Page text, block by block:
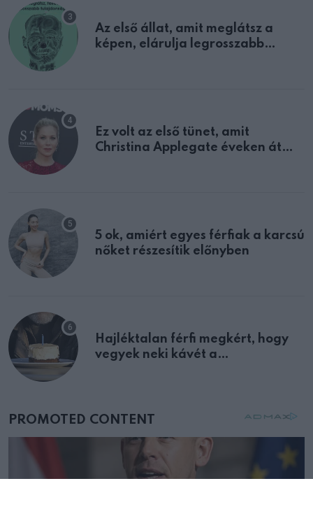
Az első állat, amit meglátsz a
képen, elárulja legrosszabb
Ez volt az első tünet, amit
Christina Applegate éveken át
5 ok, amiért egyes férfiak a karcsú
nőket részesítik előnyben
Hajléktalan férfi megkért, hogy
vegyek neki kávét a